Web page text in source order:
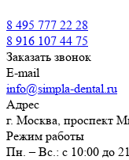
8 495 777 22 28
8 916 107 44 75
Заказать звонок
E-mail
info@simpla-dental.ru
Адрес
г. Москва, проспект
Режим работы
Пн. – Вс.: с 10:00 до